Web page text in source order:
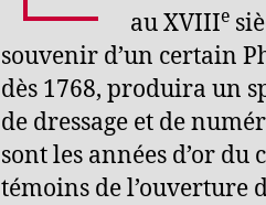
au XVIIIe
souvenir d’un certain
dès 1768, produira un
de dressage et de
sont les années d’or
témoins de l’ouverture